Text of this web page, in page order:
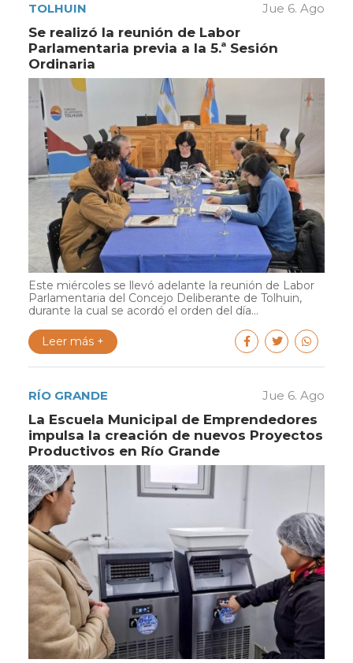
TOLHUIN Jue 6. Ago
Se realizó la reunión de Labor
Parlamentaria previa a la 5.ª Sesión
Ordinaria
Este miércoles se llevó adelante la reunión de Labor
Parlamentaria del Concejo Deliberante de Tolhuin,
durante la cual se acordó el orden del día...
Leer más +
RÍO GRANDE Jue 6. Ago
La Escuela Municipal de Emprendedores
impulsa la creación de nuevos Proyectos
Productivos en Río Grande